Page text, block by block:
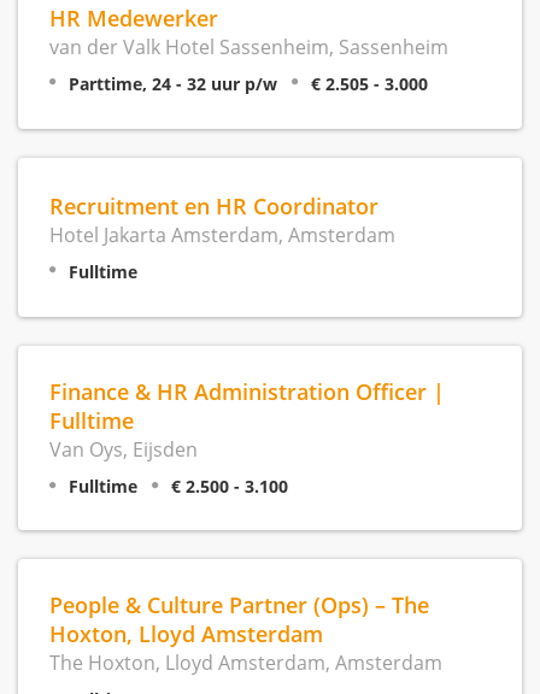
HR Medewerker
van der Valk Hotel Sassenheim, Sassenheim
Parttime, 24 - 32 uur p/w € 2.505 - 3.000
Recruitment en HR Coordinator
Hotel Jakarta Amsterdam, Amsterdam
Fulltime
Finance & HR Administration Officer |
Fulltime
Van Oys, Eijsden
Fulltime € 2.500 - 3.100
People & Culture Partner (Ops) – The
Hoxton, Lloyd Amsterdam
The Hoxton, Lloyd Amsterdam, Amsterdam